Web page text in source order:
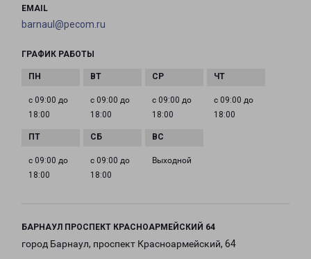
EMAIL
barnaul@pecom.ru
ГРАФИК РАБОТЫ
с 09:00 до
18:00
с 09:00 до
18:00
с 09:00 до
18:00
с 09:00 до
18:00
с 09:00 до
18:00
с 09:00 до
18:00
Выходной
БАРНАУЛ ПРОСПЕКТ КРАСНОАРМЕЙСКИЙ 64
город Барнаул, проспект Красноармейский, 64